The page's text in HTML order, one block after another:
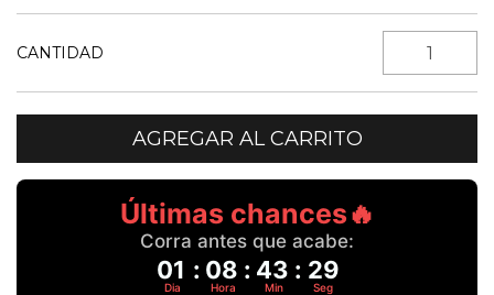
CANTIDAD
Últimas chances🔥
Corra antes que acabe:
01 : 08 : 43 : 29
Dia Hora Min Seg